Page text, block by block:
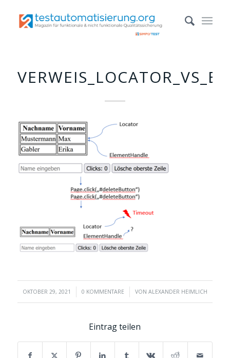
OKTOBER 29, 2021
/ 0 KOMMENTARE
/ VON ALEXANDER HEIMLICH
Eintrag teilen